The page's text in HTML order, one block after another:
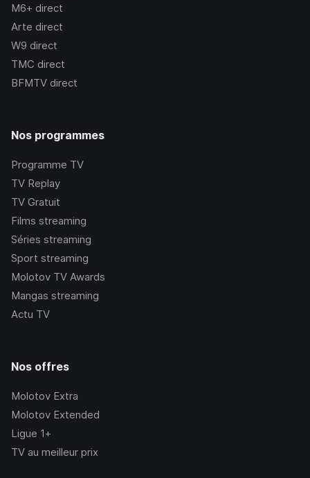
M6+ direct
Arte direct
W9 direct
TMC direct
BFMTV direct
Nos programmes
Programme TV
TV Replay
TV Gratuit
Films streaming
Séries streaming
Sport streaming
Molotov TV Awards
Mangas streaming
Actu TV
Nos offres
Molotov Extra
Molotov Extended
Ligue 1+
TV au meilleur prix